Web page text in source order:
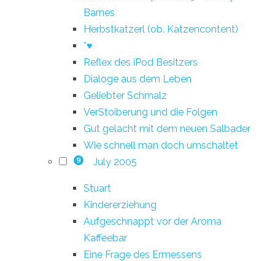
Barnes
Herbstkatzerl (ob. Katzencontent)
*♥
Reflex des iPod Besitzers
Dialoge aus dem Leben
Geliebter Schmalz
VerStoiberung und die Folgen
Gut gelacht mit dem neuen Salbader
Wie schnell man doch umschaltet
9 July 2005
Stuart
Kindererziehung
Aufgeschnappt vor der Aroma
Kaffeebar
Eine Frage des Ermessens